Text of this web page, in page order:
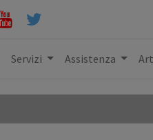
Servizi Assistenza